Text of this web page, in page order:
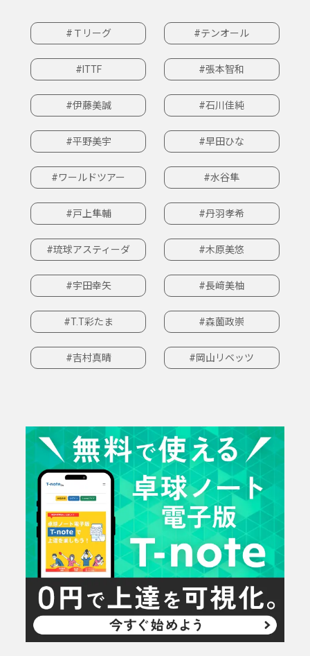
#Ｔリーグ #テンオール
#ITTF #張本智和
#伊藤美誠 #石川佳純
#平野美宇 #早田ひな
#ワールドツアー #水谷隼
#戸上隼輔 #丹羽孝希
#琉球アスティーダ #木原美悠
#宇田幸矢 #長﨑美柚
#T.T彩たま #森薗政崇
#吉村真晴 #岡山リベッツ